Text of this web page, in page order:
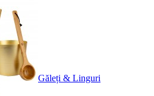
Găleți & Linguri